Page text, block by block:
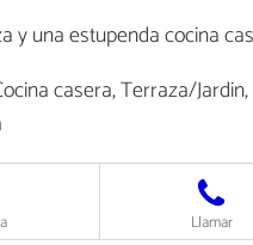
y una estupenda cocina
casera, Terraza/
Llamar